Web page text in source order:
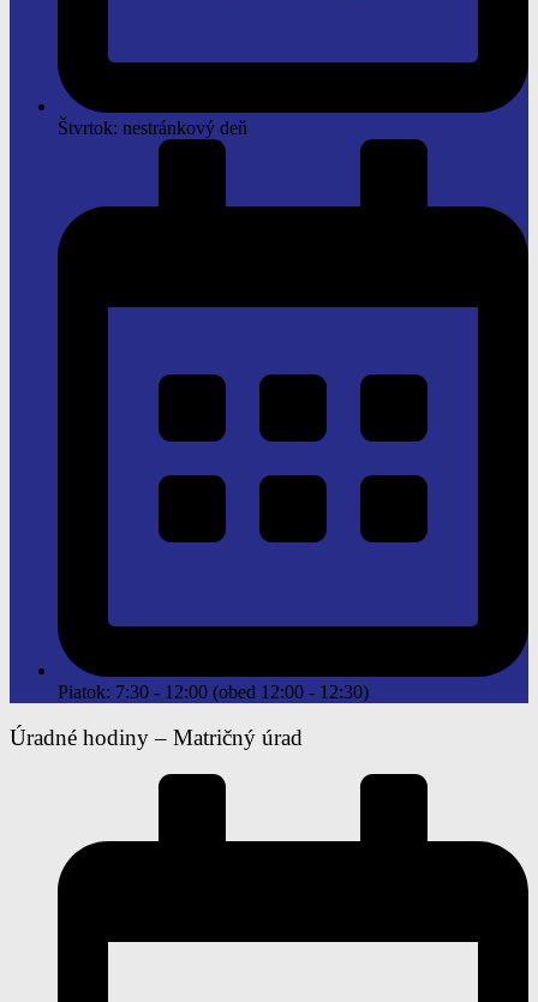
Štvrtok: nestránkový deň
Piatok: 7:30 - 12:00 (obed 12:00 - 12:30)
Úradné hodiny – Matričný úrad